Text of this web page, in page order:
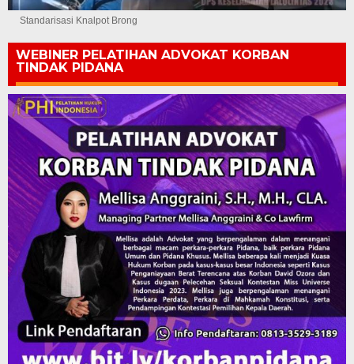
Standarisasi Knalpot Brong
WEBINER PELATIHAN ADVOKAT KORBAN
TINDAK PIDANA